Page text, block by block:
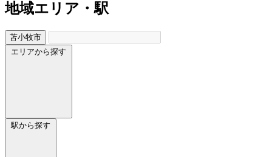
地域エリア・駅
苫小牧市
エリアから探す
駅から探す